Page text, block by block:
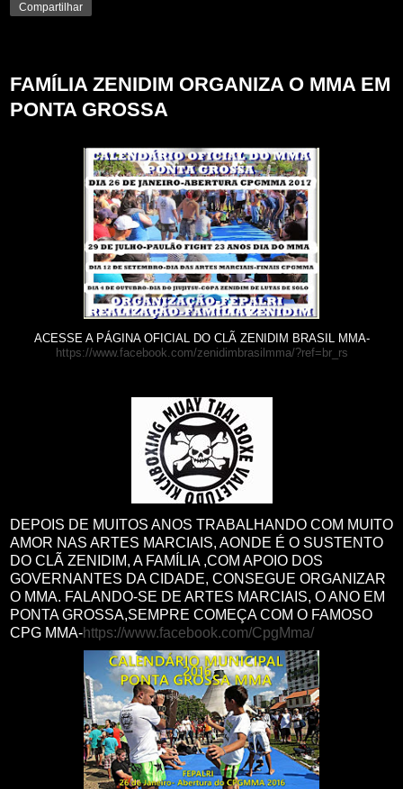
Compartilhar
FAMÍLIA ZENIDIM ORGANIZA O MMA EM
PONTA GROSSA
ACESSE A PÁGINA OFICIAL DO CLÃ ZENIDIM BRASIL MMA-
https://www.facebook.com/zenidimbrasilmma/?ref=br_rs
DEPOIS DE MUITOS ANOS TRABALHANDO COM MUITO
AMOR NAS ARTES MARCIAIS, AONDE É O SUSTENTO
DO CLÃ ZENIDIM, A FAMÍLIA ,COM APOIO DOS
GOVERNANTES DA CIDADE, CONSEGUE ORGANIZAR
O MMA. FALANDO-SE DE ARTES MARCIAIS, O ANO EM
PONTA GROSSA,SEMPRE COMEÇA COM O FAMOSO
CPG MMA-https://www.facebook.com/CpgMma/